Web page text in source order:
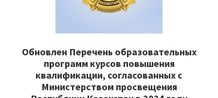
Обновлен Перечень образовательных
программ курсов повышения
квалификации, согласованных с
Министерством просвещения